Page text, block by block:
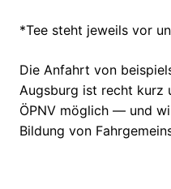
*Tee steht jeweils vor
Die Anfahrt von
Augsburg ist recht kurz
ÖPNV möglich — und
Bildung von